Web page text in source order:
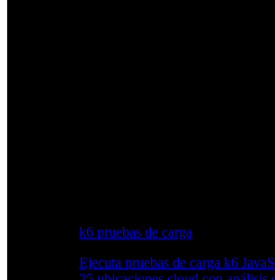
k6 pruebas de carga
Ejecuta pruebas de carga k6